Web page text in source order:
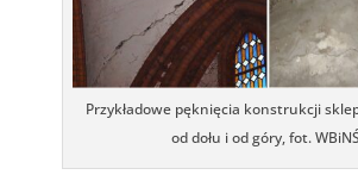
Przykładowe pęknięcia konstrukcji
od dołu i od góry, fot. WBiNŚ